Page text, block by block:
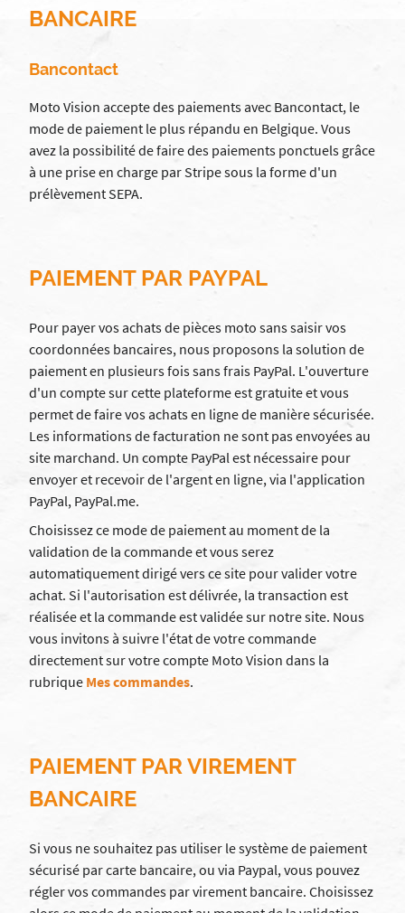
BANCAIRE
Bancontact
Moto Vision accepte des paiements avec Bancontact, le
mode de paiement le plus répandu en Belgique. Vous
avez la possibilité de faire des paiements ponctuels grâce
à une prise en charge par Stripe sous la forme d'un
prélèvement SEPA.
PAIEMENT PAR PAYPAL
Pour payer vos achats de pièces moto sans saisir vos
coordonnées bancaires, nous proposons la solution de
paiement en plusieurs fois sans frais PayPal. L'ouverture
d'un compte sur cette plateforme est gratuite et vous
permet de faire vos achats en ligne de manière sécurisée.
Les informations de facturation ne sont pas envoyées au
site marchand. Un compte PayPal est nécessaire pour
envoyer et recevoir de l'argent en ligne, via l'application
PayPal, PayPal.me.
Choisissez ce mode de paiement au moment de la
validation de la commande et vous serez
automatiquement dirigé vers ce site pour valider votre
achat. Si l'autorisation est délivrée, la transaction est
réalisée et la commande est validée sur notre site. Nous
vous invitons à suivre l'état de votre commande
directement sur votre compte Moto Vision dans la
rubrique Mes commandes.
PAIEMENT PAR VIREMENT
BANCAIRE
Si vous ne souhaitez pas utiliser le système de paiement
sécurisé par carte bancaire, ou via Paypal, vous pouvez
régler vos commandes par virement bancaire. Choisissez